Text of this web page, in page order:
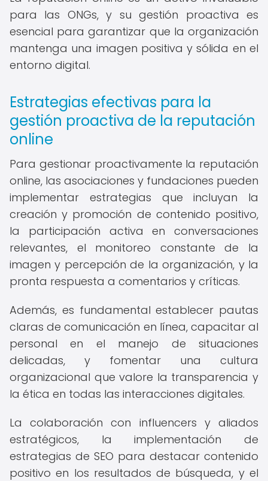
para las ONGs, y su gestión proactiva es
esencial para garantizar que la organización
mantenga una imagen positiva y sólida en el
entorno digital.
Estrategias efectivas para la
gestión proactiva de la reputación
online
Para gestionar proactivamente la reputación
online, las asociaciones y fundaciones pueden
implementar estrategias que incluyan la
creación y promoción de contenido positivo,
la participación activa en conversaciones
relevantes, el monitoreo constante de la
imagen y percepción de la organización, y la
pronta respuesta a comentarios y críticas.
Además, es fundamental establecer pautas
claras de comunicación en línea, capacitar al
personal en el manejo de situaciones
delicadas, y fomentar una cultura
organizacional que valore la transparencia y
la ética en todas las interacciones digitales.
La colaboración con influencers y aliados
estratégicos, la implementación de
estrategias de SEO para destacar contenido
positivo en los resultados de búsqueda, y el